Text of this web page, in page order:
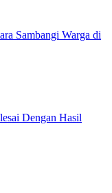
Sambangi Warga di
Dengan Hasil